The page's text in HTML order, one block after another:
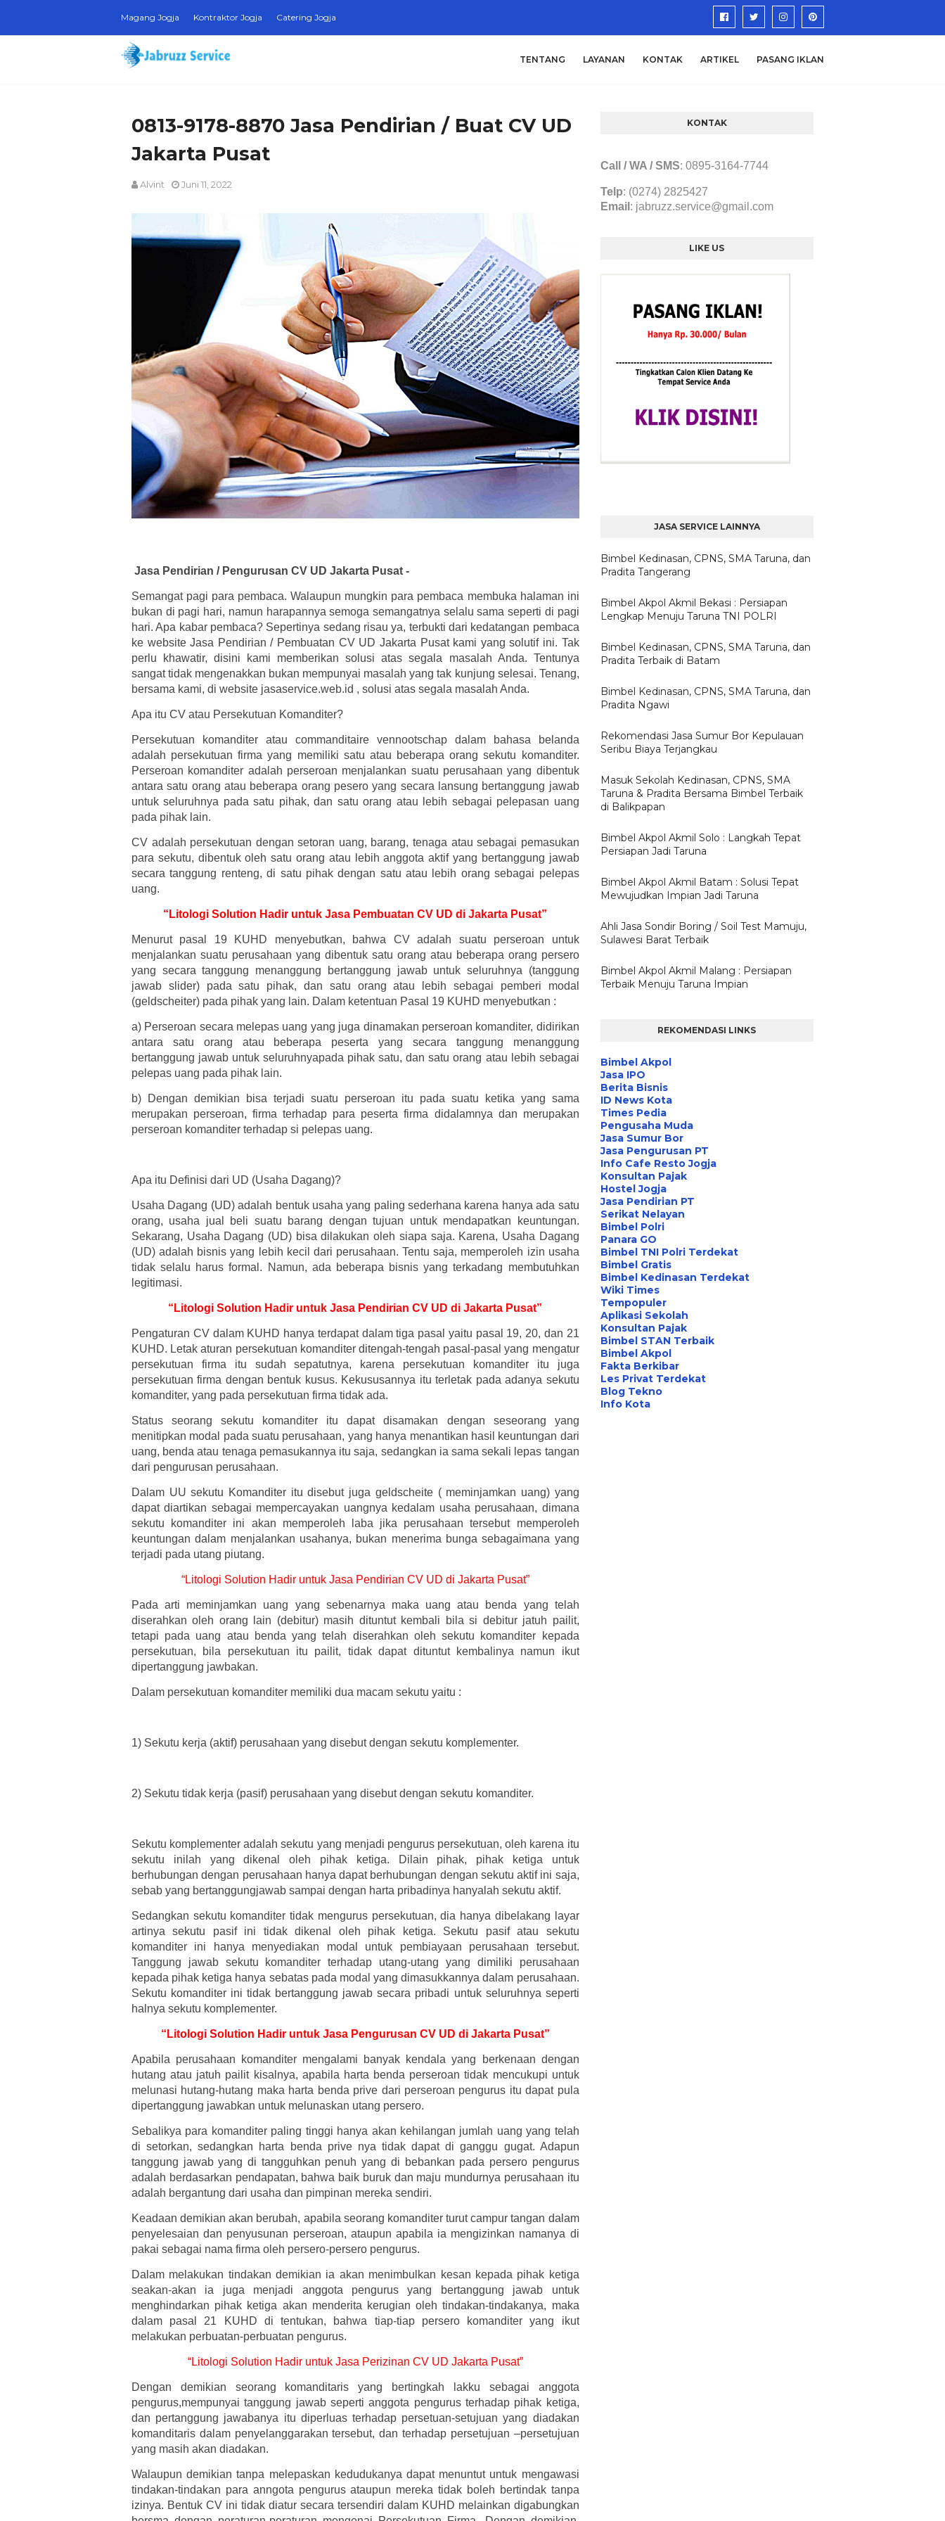
Magang Jogja Kontraktor Jogja Catering Jogja
TENTANG LAYANAN KONTAK ARTIKEL PASANG IKLAN
0813-9178-8870 Jasa Pendirian / Buat CV UD
Jakarta Pusat
Alvint Juni 11, 2022
Jasa Pendirian / Pengurusan CV UD Jakarta Pusat -
Semangat pagi para pembaca. Walaupun mungkin para pembaca membuka halaman ini
bukan di pagi hari, namun harapannya semoga semangatnya selalu sama seperti di pagi
hari. Apa kabar pembaca? Sepertinya sedang risau ya, terbukti dari kedatangan pembaca
ke website Jasa Pendirian / Pembuatan CV UD Jakarta Pusat kami yang solutif ini. Tak
perlu khawatir, disini kami memberikan solusi atas segala masalah Anda. Tentunya
sangat tidak mengenakkan bukan mempunyai masalah yang tak kunjung selesai. Tenang,
bersama kami, di website jasaservice.web.id , solusi atas segala masalah Anda.
Apa itu CV atau Persekutuan Komanditer?
Persekutuan komanditer atau commanditaire vennootschap dalam bahasa belanda
adalah persekutuan firma yang memiliki satu atau beberapa orang sekutu komanditer.
Perseroan komanditer adalah perseroan menjalankan suatu perusahaan yang dibentuk
antara satu orang atau beberapa orang pesero yang secara lansung bertanggung jawab
untuk seluruhnya pada satu pihak, dan satu orang atau lebih sebagai pelepasan uang
pada pihak lain.
CV adalah persekutuan dengan setoran uang, barang, tenaga atau sebagai pemasukan
para sekutu, dibentuk oleh satu orang atau lebih anggota aktif yang bertanggung jawab
secara tanggung renteng, di satu pihak dengan satu atau lebih orang sebagai pelepas
uang.
“Litologi Solution Hadir untuk Jasa Pembuatan CV UD di Jakarta Pusat”
Menurut pasal 19 KUHD menyebutkan, bahwa CV adalah suatu perseroan untuk
menjalankan suatu perusahaan yang dibentuk satu orang atau beberapa orang persero
yang secara tanggung menanggung bertanggung jawab untuk seluruhnya (tanggung
jawab slider) pada satu pihak, dan satu orang atau lebih sebagai pemberi modal
(geldscheiter) pada pihak yang lain. Dalam ketentuan Pasal 19 KUHD menyebutkan :
a) Perseroan secara melepas uang yang juga dinamakan perseroan komanditer, didirikan
antara satu orang atau beberapa peserta yang secara tanggung menanggung
bertanggung jawab untuk seluruhnyapada pihak satu, dan satu orang atau lebih sebagai
pelepas uang pada pihak lain.
b)
Dengan demikian bisa terjadi suatu perseroan itu pada suatu ketika yang sama
merupakan perseroan, firma terhadap para peserta firma didalamnya dan merupakan
perseroan komanditer terhadap si pelepas uang.
Apa itu Definisi dari UD (Usaha Dagang)?
Usaha Dagang (UD) adalah bentuk usaha yang paling sederhana karena hanya ada satu
orang, usaha jual beli suatu barang dengan tujuan untuk mendapatkan keuntungan.
Sekarang, Usaha Dagang (UD) bisa dilakukan oleh siapa saja. Karena, Usaha Dagang
(UD) adalah bisnis yang lebih kecil dari perusahaan. Tentu saja, memperoleh izin usaha
tidak selalu harus formal. Namun, ada beberapa bisnis yang terkadang membutuhkan
legitimasi.
“Litologi Solution Hadir untuk Jasa Pendirian CV UD di Jakarta Pusat”
Pengaturan CV dalam KUHD hanya terdapat dalam tiga pasal yaitu pasal 19, 20, dan 21
KUHD. Letak aturan persekutuan komanditer ditengah-tengah pasal-pasal yang mengatur
persekutuan firma itu sudah sepatutnya, karena persekutuan komanditer itu juga
persekutuan firma dengan bentuk kusus. Kekususannya itu terletak pada adanya sekutu
komanditer, yang pada persekutuan firma tidak ada.
Status seorang sekutu komanditer itu dapat disamakan dengan seseorang yang
menitipkan modal pada suatu perusahaan, yang hanya menantikan hasil keuntungan dari
uang, benda atau tenaga pemasukannya itu saja, sedangkan ia sama sekali lepas tangan
dari pengurusan perusahaan.
Dalam UU sekutu Komanditer itu disebut juga geldscheite ( meminjamkan uang) yang
dapat diartikan sebagai mempercayakan uangnya kedalam usaha perusahaan, dimana
sekutu komanditer ini akan memperoleh laba jika perusahaan tersebut memperoleh
keuntungan dalam menjalankan usahanya, bukan menerima bunga sebagaimana yang
terjadi pada utang piutang.
“Litologi Solution Hadir untuk Jasa Pendirian CV UD di Jakarta Pusat”
Pada arti meminjamkan uang yang sebenarnya maka uang atau benda yang telah
diserahkan oleh orang lain (debitur) masih dituntut kembali bila si debitur jatuh pailit,
tetapi pada uang atau benda yang telah diserahkan oleh sekutu komanditer kepada
persekutuan, bila persekutuan itu pailit, tidak dapat dituntut kembalinya namun ikut
dipertanggung jawbakan.
Dalam persekutuan komanditer memiliki dua macam sekutu yaitu :
1) Sekutu kerja (aktif) perusahaan yang disebut dengan sekutu komplementer.
2) Sekutu tidak kerja (pasif) perusahaan yang disebut dengan sekutu komanditer.
Sekutu komplementer adalah sekutu yang menjadi pengurus persekutuan, oleh karena itu
sekutu inilah yang dikenal oleh pihak ketiga. Dilain pihak, pihak ketiga untuk
berhubungan dengan perusahaan hanya dapat berhubungan dengan sekutu aktif ini saja,
sebab yang bertanggungjawab sampai dengan harta pribadinya hanyalah sekutu aktif.
Sedangkan sekutu komanditer tidak mengurus persekutuan, dia hanya dibelakang layar
artinya sekutu pasif ini tidak dikenal oleh pihak ketiga. Sekutu pasif atau sekutu
komanditer ini hanya menyediakan modal untuk pembiayaan perusahaan tersebut.
Tanggung jawab sekutu komanditer terhadap utang-utang yang dimiliki perusahaan
kepada pihak ketiga hanya sebatas pada modal yang dimasukkannya dalam perusahaan.
Sekutu komanditer ini tidak bertanggung jawab secara pribadi untuk seluruhnya seperti
halnya sekutu komplementer.
“Litologi Solution Hadir untuk Jasa Pengurusan CV UD di Jakarta Pusat”
Apabila perusahaan komanditer mengalami banyak kendala yang berkenaan dengan
hutang atau jatuh pailit kisalnya, apabila harta benda perseroan tidak mencukupi untuk
melunasi hutang-hutang maka harta benda prive dari perseroan pengurus itu dapat pula
dipertanggung jawabkan untuk melunaskan utang persero.
Sebalikya para komanditer paling tinggi hanya akan kehilangan jumlah uang yang telah
di setorkan, sedangkan harta benda prive nya tidak dapat di ganggu gugat. Adapun
tanggung jawab yang di tangguhkan penuh yang di bebankan pada persero pengurus
adalah berdasarkan pendapatan, bahwa baik buruk dan maju mundurnya perusahaan itu
adalah bergantung dari usaha dan pimpinan mereka sendiri.
Keadaan demikian akan berubah, apabila seorang komanditer turut campur tangan dalam
penyelesaian dan penyusunan perseroan, ataupun apabila ia mengizinkan namanya di
pakai sebagai nama firma oleh persero-persero pengurus.
Dalam melakukan tindakan demikian ia akan menimbulkan kesan kepada pihak ketiga
seakan-akan ia juga menjadi anggota pengurus yang bertanggung jawab untuk
menghindarkan pihak ketiga akan menderita kerugian oleh tindakan-tindakanya, maka
dalam pasal 21 KUHD di tentukan, bahwa tiap-tiap persero komanditer yang ikut
melakukan perbuatan-perbuatan pengurus.
“Litologi Solution Hadir untuk Jasa Perizinan CV UD Jakarta Pusat”
Dengan demikian seorang komanditaris yang bertingkah lakku sebagai anggota
pengurus,mempunyai tanggung jawab seperti anggota pengurus terhadap pihak ketiga,
dan pertanggung jawabanya itu diperluas terhadap persetuan-setujuan yang diadakan
komanditaris dalam penyelanggarakan tersebut, dan terhadap persetujuan –persetujuan
yang masih akan diadakan.
Walaupun demikian tanpa melepaskan kedudukanya dapat menuntut untuk mengawasi
tindakan-tindakan para anngota pengurus ataupun mereka tidak boleh bertindak tanpa
izinya. Bentuk CV ini tidak diatur secara tersendiri dalam KUHD melainkan digabungkan
KONTAK
Call / WA / SMS: 0895-3164-7744
Telp: (0274) 2825427
Email : jabruzz.service@gmail.com
LIKE US
JASA SERVICE LAINNYA
Bimbel Kedinasan, CPNS, SMA Taruna, dan
Pradita Tangerang
Bimbel Akpol Akmil Bekasi : Persiapan
Lengkap Menuju Taruna TNI POLRI
Bimbel Kedinasan, CPNS, SMA Taruna, dan
Pradita Terbaik di Batam
Bimbel Kedinasan, CPNS, SMA Taruna, dan
Pradita Ngawi
Rekomendasi Jasa Sumur Bor Kepulauan
Seribu Biaya Terjangkau
Masuk Sekolah Kedinasan, CPNS, SMA
Taruna & Pradita Bersama Bimbel Terbaik
di Balikpapan
Bimbel Akpol Akmil Solo : Langkah Tepat
Persiapan Jadi Taruna
Bimbel Akpol Akmil Batam : Solusi Tepat
Mewujudkan Impian Jadi Taruna
Ahli Jasa Sondir Boring / Soil Test Mamuju,
Sulawesi Barat Terbaik
Bimbel Akpol Akmil Malang : Persiapan
Terbaik Menuju Taruna Impian
REKOMENDASI LINKS
Bimbel Akpol
Jasa IPO
Berita Bisnis
ID News Kota
Times Pedia
Pengusaha Muda
Jasa Sumur Bor
Jasa Pengurusan PT
Info Cafe Resto Jogja
Konsultan Pajak
Hostel Jogja
Jasa Pendirian PT
Serikat Nelayan
Bimbel Polri
Panara GO
Bimbel TNI Polri Terdekat
Bimbel Gratis
Bimbel Kedinasan Terdekat
Wiki Times
Tempopuler
Aplikasi Sekolah
Konsultan Pajak
Bimbel STAN Terbaik
Bimbel Akpol
Fakta Berkibar
Les Privat Terdekat
Blog Tekno
Info Kota